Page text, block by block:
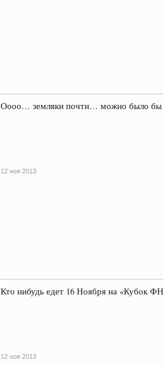
Оооо… земляки почти… можно было бы
12 ноя 2013
Кто нибудь едет 16 Ноября на «Кубок
12 ноя 2013